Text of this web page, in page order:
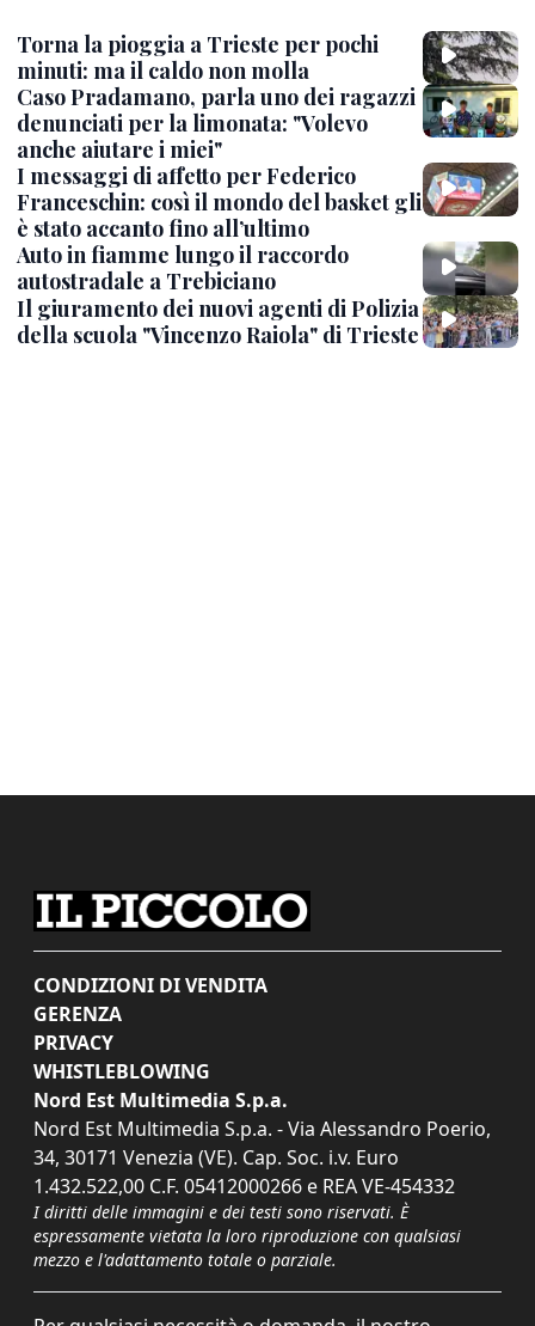
Torna la pioggia a Trieste per pochi
minuti: ma il caldo non molla
Caso Pradamano, parla uno dei ragazzi
denunciati per la limonata: "Volevo
anche aiutare i miei"
I messaggi di affetto per Federico
Franceschin: così il mondo del basket gli
è stato accanto fino all’ultimo
Auto in fiamme lungo il raccordo
autostradale a Trebiciano
Il giuramento dei nuovi agenti di Polizia
della scuola "Vincenzo Raiola" di Trieste
CONDIZIONI DI VENDITA
GERENZA
PRIVACY
WHISTLEBLOWING
Nord Est Multimedia S.p.a.
Nord Est Multimedia S.p.a. - Via Alessandro Poerio,
34, 30171 Venezia (VE). Cap. Soc. i.v. Euro
1.432.522,00 C.F. 05412000266 e REA VE-454332
I diritti delle immagini e dei testi sono riservati. È
espressamente vietata la loro riproduzione con qualsiasi
mezzo e l'adattamento totale o parziale.